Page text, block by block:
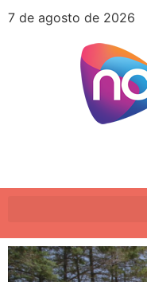
7 de agosto de 2026